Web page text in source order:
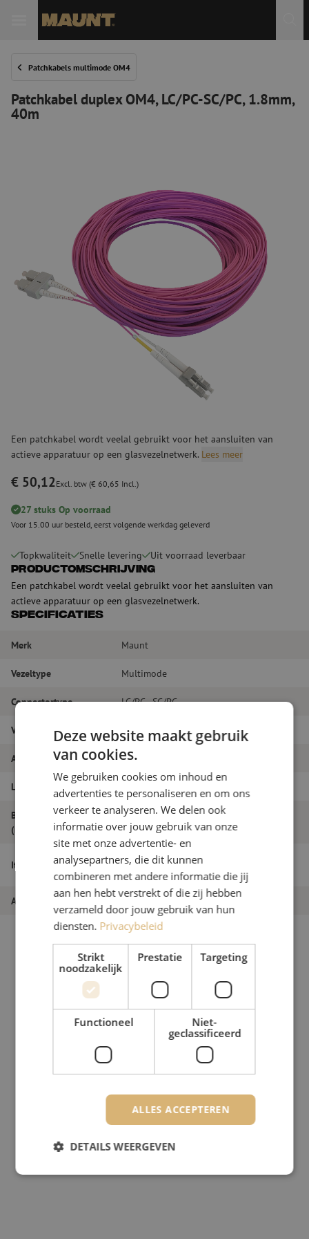
Patchkabels multimode OM4
Patchkabel duplex OM4, LC/PC-SC/PC, 1.8mm,
40m
Een patchkabel wordt veelal gebruikt voor het aansluiten van
actieve apparatuur op een glasvezelnetwerk. Lees meer
€ 50,12Excl. btw (€ 60,65 Incl.)
27 stuks Op voorraad
Voor 15.00 uur besteld, eerst volgende werkdag geleverd
Topkwaliteit Snelle levering Uit voorraad leverbaar
Productomschrijving
Een patchkabel wordt veelal gebruikt voor het aansluiten van
actieve apparatuur op een glasvezelnetwerk.
Specificaties
Merk Maunt
Vezeltype Multimode
Connectortype LC/PC - SC/PC
Vezelsoort OM4
Aantal vezels Duplex
Lengte
Buitendiameter
(mm)
1.8
Itemnaam
Patchkabel duplex OM4, LC/PC-SC/PC,
1.8mm, 40m
Artikelnummer M20000128
Deze website maakt gebruik
van cookies.
We gebruiken cookies om inhoud en
advertenties te personaliseren en om ons
verkeer te analyseren. We delen ook
informatie over jouw gebruik van onze
site met onze advertentie- en
analysepartners, die dit kunnen
combineren met andere informatie die jij
aan hen hebt verstrekt of die zij hebben
verzameld door jouw gebruik van hun
diensten. Privacybeleid
Strikt
noodzakelijk
Prestatie Targeting
Functioneel
Niet-
geclassificeerd
ALLES ACCEPTEREN
DETAILS WEERGEVEN